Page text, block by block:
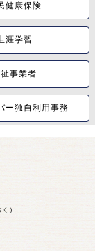
健康保険
涯学習
事業者
ー独自利用事務
く)